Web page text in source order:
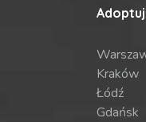
Kraków
Łódź
Gdańsk